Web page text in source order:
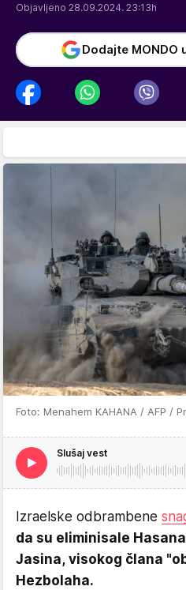
Objavljeno 28.09.2024. 23:13h
Dodajte MONDO
Foto: Menahem KAHANA / AFP /
Slušaj vest
Izraelske odbrambene
da su eliminisale
Jasina, visokog člana
Hezbolaha.